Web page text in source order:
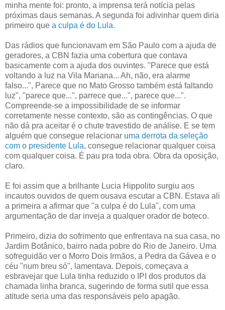
minha mente foi: pronto, a imprensa terá notícia pelas
próximas daus semanas. A segunda foi adivinhar quem diria
primeiro que a culpa é do Lula.
Das rádios que funcionavam em São Paulo com a ajuda de
geradores, a CBN fazia uma cobertura que contava
basicamente com a ajuda dos ouvintes. "Parece que está
voltando a luz na Vila Mariana... Ah, não, era alarme
falso...", Parece que no Mato Grosso também está faltando
luz", "parece que...", parrece que...", parece que...".
Compreende-se a impossibilidade de se informar
corretamente nesse contexto, são as contingências. O que
não dá pra aceitar é o chute travestido de análise. E se tem
alguém que consegue relacionar uma derrota da seleção
com o presidente Lula, consegue relacionar qualquer coisa
com qualquer coisa. É pau pra toda obra. Obra da oposição,
claro.
E foi assim que a brilhante Lucia Hippolito surgiu aos
incautos ouvidos de quem ousava escutar a CBN. Estava ali
a primeira a afirmar que "a culpa é do Lula", com uma
argumentação de dar inveja a qualquer orador de boteco.
Primeiro, dizia do sofrimento que enfrentava na sua casa, no
Jardim Botânico, bairro nada pobre do Rio de Janeiro. Uma
sofreguidão ver o Morro Dois Irmãos, a Pedra da Gávea e o
céu "num breu só", lamentava. Depois, começava a
esbravejar que Lula tinha reduzido o IPI dos produtos da
chamada linha branca, sugerindo de forma sutil que essa
atitude seria uma das responsáveis pelo apagão.